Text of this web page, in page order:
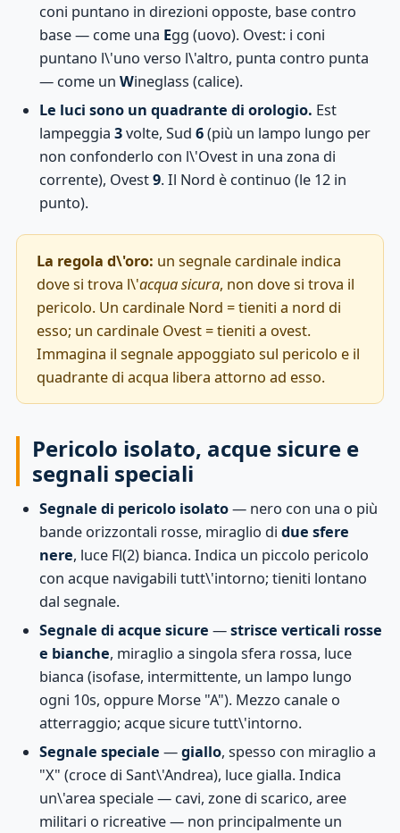
coni puntano in direzioni opposte, base contro
base — come una Egg (uovo). Ovest: i coni
puntano l\'uno verso l\'altro, punta contro punta
— come un Wineglass (calice).
Le luci sono un quadrante di orologio. Est
lampeggia 3volte, Sud 6(più un lampo lungo per
non confonderlo con l\'Ovest in una zona di
corrente), Ovest9. Il Nord è continuo (le 12 in
punto).
La regola d\'oro: un segnale cardinale indica
dove si trova l\'acqua sicura, non dove si trova il
pericolo. Un cardinale Nord = tieniti a nord di
esso; un cardinale Ovest = tieniti a ovest.
Immagina il segnale appoggiato sul pericolo e il
quadrante di acqua libera attorno ad esso.
Pericolo isolato, acque sicure e
segnali speciali
Segnale di pericolo isolato— nero con una o più
bande orizzontali rosse, miraglio di due sfere
nere, luce Fl(2) bianca. Indica un piccolo pericolo
con acque navigabili tutt\'intorno; tieniti lontano
dal segnale.
Segnale di acque sicure —strisce verticali rosse
e bianche, miraglio a singola sfera rossa, luce
bianca (isofase, intermittente, un lampo lungo
ogni 10s, oppure Morse "A"). Mezzo canale o
atterraggio; acque sicure tutt\'intorno.
Segnale speciale —giallo, spesso con miraglio a
"X" (croce di Sant\'Andrea), luce gialla. Indica
un\'area speciale — cavi, zone di scarico, aree
militari o ricreative — non principalmente un